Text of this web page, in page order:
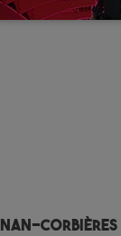
Corbières